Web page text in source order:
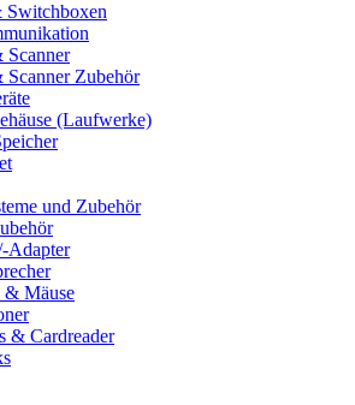
Switchboxen
Scanner
Zubehör
(Laufwerke)
und Zubehör
Adapter
& Mäuse
& Cardreader